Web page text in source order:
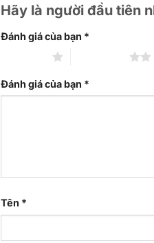
Hãy là người đầu tiên
Đánh giá của bạn *
Đánh giá của bạn *
Tên *